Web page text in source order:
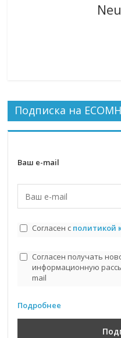
Подписка на
Ваш e-mail
Согласен с политикой
Согласен получать
информационную
mail
Подробнее